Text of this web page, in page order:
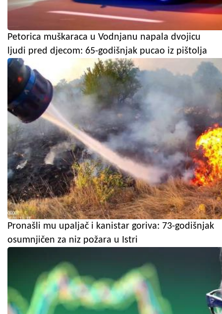
Petorica muškaraca u Vodnjanu napala dvojicu
ljudi pred djecom: 65-godišnjak pucao iz pištolja
Pronašli mu upaljač i kanistar goriva: 73-godišnjak
osumnjičen za niz požara u Istri